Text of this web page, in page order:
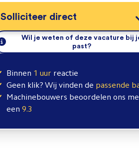
Solliciteer direct
Wil je weten of deze vacature bij
past?
Binnen 1 uur reactie
Geen klik? Wij vinden de passende
Machinebouwers beoordelen ons
een 9.3